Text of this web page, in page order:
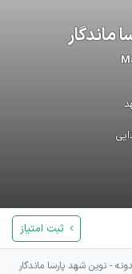
ماندگار
ثبت امتیاز
- نوین شهد پارسا ماندگار